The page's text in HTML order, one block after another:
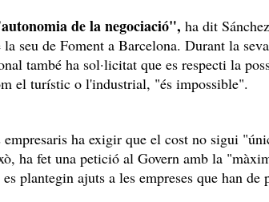
de la negociació", ha dit
seu de Foment a Barcelona. Durant la
també ha sol·licitat que es respecti la
el turístic o l'industrial, "és impossible".
empresaris ha exigir que el cost no sigui
ha fet una petició al Govern amb la
plantegin ajuts a les empreses que han de